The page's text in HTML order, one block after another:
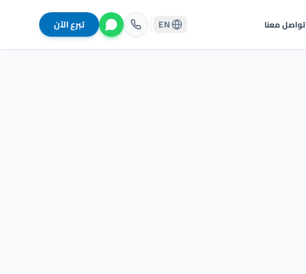
تواصل معنا EN تبرع الآن